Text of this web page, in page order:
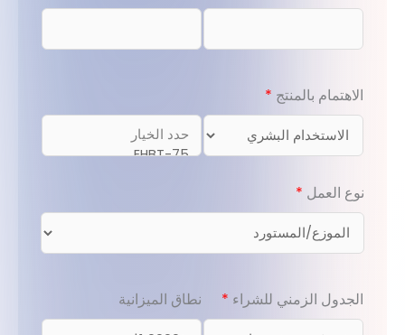
الاهتمام بالمنتج *
نوع العمل *
الجدول الزمني للشراء * نطاق الميزانية